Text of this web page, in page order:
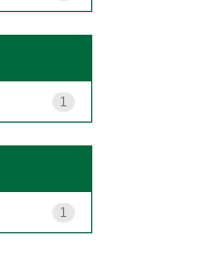
1
1